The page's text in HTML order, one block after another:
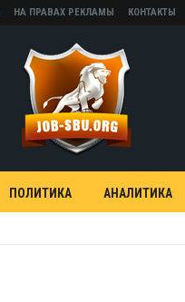
НА ПРАВАХ РЕКЛАМЫ КОНТАКТЫ
ПОЛИТИКА АНАЛИТИКА